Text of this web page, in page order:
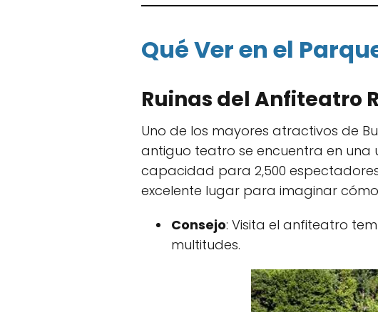
Qué Ver en el
Ruinas del Anfiteatro
Uno de los mayores atractivos de
antiguo teatro se encuentra en una
capacidad para 2,500
excelente lugar para imaginar
Consejo: Visita el anfiteatro
multitudes.